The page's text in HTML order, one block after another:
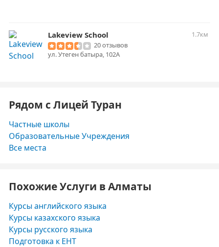
Lakeview School
1.7км
20 отзывов
ул. Утеген батыра, 102А
Рядом с Лицей Туран
Частные школы
Образовательные Учреждения
Все места
Похожие Услуги в Алматы
Курсы английского языка
Курсы казахского языка
Курсы русского языка
Подготовка к ЕНТ